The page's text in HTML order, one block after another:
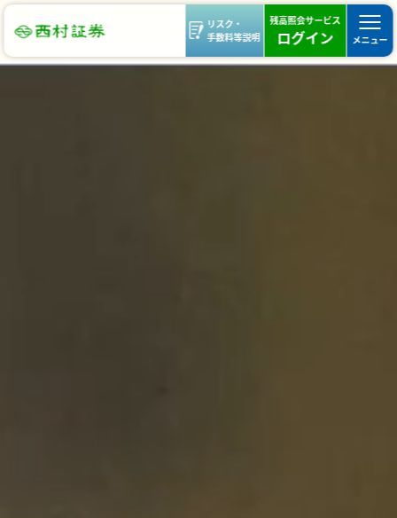
リスク・
手数料等説明
残高照会サービス
ログイン メニュー